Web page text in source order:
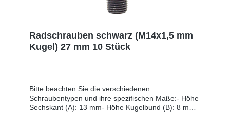
Radschrauben schwarz (M14x1,5 mm
Kugel) 27 mm 10 Stück
Bitte beachten Sie die verschiedenen
Schraubentypen und ihre spezifischen Maße:- Höhe
Sechskant (A): 13 mm- Höhe Kugelbund (B): 8 mm-